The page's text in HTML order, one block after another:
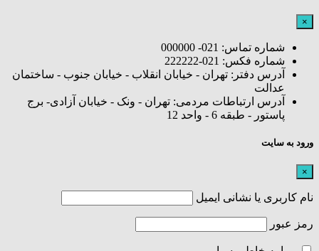
×
شماره تماس: 021- 000000
شماره فکس: 021-222222
آدرس دفتر: تهران - خیابان انقلاب - خیابان جنوب - ساختمان
عدالت
آدرس ارتباطات مردمی: تهران - ونک - خیابان آزادی- برج
پاستور - طبقه 6 - واحد 12
ورود به سایت
×
نام کاربری یا نشانی ایمیل
رمز عبور